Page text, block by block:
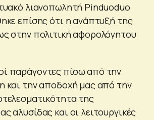
λιανοπωλητή Pinduoduo
επίσης ότι η ανάπτυξή της
στην πολιτική αφορολόγητου
παράγοντες πίσω από την
και την αποδοχή μας από την
της
αλυσίδας και οι λειτουργικές